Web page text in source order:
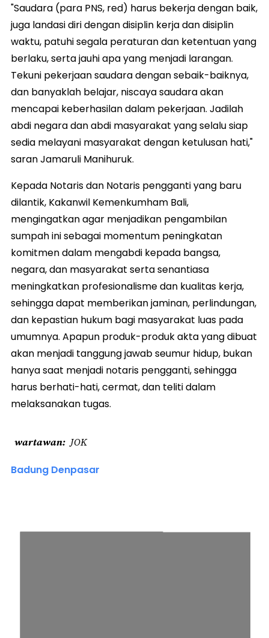
"Saudara (para PNS, red) harus bekerja dengan baik,
juga landasi diri dengan disiplin kerja dan disiplin
waktu, patuhi segala peraturan dan ketentuan yang
berlaku, serta jauhi apa yang menjadi larangan.
Tekuni pekerjaan saudara dengan sebaik-baiknya,
dan banyaklah belajar, niscaya saudara akan
mencapai keberhasilan dalam pekerjaan. Jadilah
abdi negara dan abdi masyarakat yang selalu siap
sedia melayani masyarakat dengan ketulusan hati,"
saran Jamaruli Manihuruk.
Kepada Notaris dan Notaris pengganti yang baru
dilantik, Kakanwil Kemenkumham Bali,
mengingatkan agar menjadikan pengambilan
sumpah ini sebagai momentum peningkatan
komitmen dalam mengabdi kepada bangsa,
negara, dan masyarakat serta senantiasa
meningkatkan profesionalisme dan kualitas kerja,
sehingga dapat memberikan jaminan, perlindungan,
dan kepastian hukum bagi masyarakat luas pada
umumnya. Apapun produk-produk akta yang dibuat
akan menjadi tanggung jawab seumur hidup, bukan
hanya saat menjadi notaris pengganti, sehingga
harus berhati-hati, cermat, dan teliti dalam
melaksanakan tugas.
wartawan JOK
Badung Denpasar